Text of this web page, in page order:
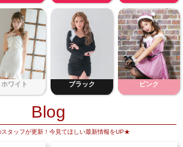
ホワイト ブラック ピンク
Blog
タッフが更新！今見てほしい最新情報をUP★